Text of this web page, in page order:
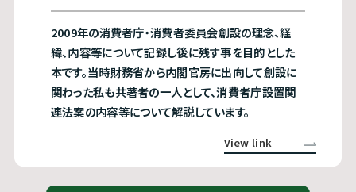
2009年の消費者庁・消費者委員会創設の理念、経
緯、内容等について記録し後に残す事を目的とした
本です。当時財務省から内閣官房に出向して創設に
関わった私も共著者の一人として、消費者庁設置関
連法案の内容等について解説しています。
View link